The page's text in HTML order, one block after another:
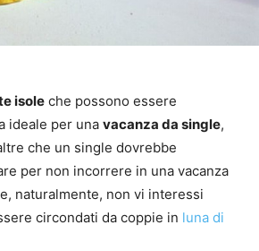
isole che possono essere
ideale per una vacanza da single,
che un single dovrebbe
per non incorrere in una vacanza
naturalmente, non vi interessi
circondati da coppie in luna di